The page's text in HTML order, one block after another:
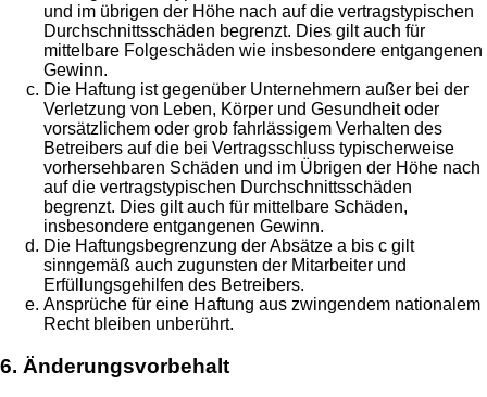
und im übrigen der Höhe nach auf die vertragstypischen
Durchschnittsschäden begrenzt. Dies gilt auch für
mittelbare Folgeschäden wie insbesondere entgangenen
Gewinn.
Die Haftung ist gegenüber Unternehmern außer bei der
Verletzung von Leben, Körper und Gesundheit oder
vorsätzlichem oder grob fahrlässigem Verhalten des
Betreibers auf die bei Vertragsschluss typischerweise
vorhersehbaren Schäden und im Übrigen der Höhe nach
auf die vertragstypischen Durchschnittsschäden
begrenzt. Dies gilt auch für mittelbare Schäden,
insbesondere entgangenen Gewinn.
Die Haftungsbegrenzung der Absätze a bis c gilt
sinngemäß auch zugunsten der Mitarbeiter und
Erfüllungsgehilfen des Betreibers.
Ansprüche für eine Haftung aus zwingendem nationalem
Recht bleiben unberührt.
6. Änderungsvorbehalt